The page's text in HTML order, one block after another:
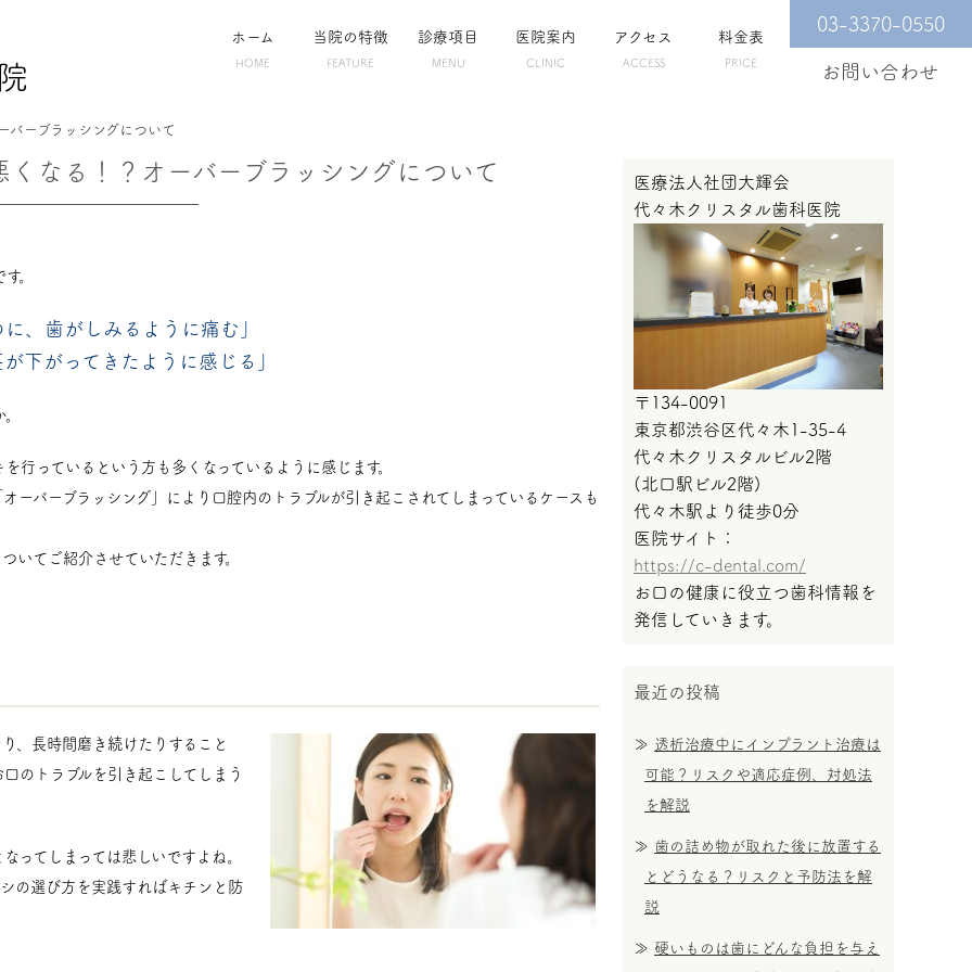
ホーム
HOME
当院の特徴
FEATURE
診療項目
MENU
医院案内
CLINIC
アクセス
ACCESS
料金表
PRICE
03-3370-0550
お問い合わせ
バーブラッシングについて
なる！？オーバーブラッシングについて
。
、歯がしみるように痛む」
下がってきたように感じる」
行っているという方も多くなっているように感じます。
ーバーブラッシング」により口腔内のトラブルが引き起こされてしまっているケースも
いてご紹介させていただきます。
、長時間磨き続けたりすること
のトラブルを引き起こしてしまう
ってしまっては悲しいですよね。
の選び方を実践すればキチンと防
医療法人社団大輝会
代々木クリスタル歯科医院
〒134-0091
東京都渋谷区代々木1-35-4
代々木クリスタルビル2階
(北口駅ビル2階)
代々木駅より徒歩0分
医院サイト：
https://c-dental.com/
お口の健康に役立つ歯科情報を
発信していきます。
最近の投稿
透析治療中にインプラント治療は
可能？リスクや適応症例、対処法
を解説
歯の詰め物が取れた後に放置する
とどうなる？リスクと予防法を解
説
硬いものは歯にどんな負担を与え